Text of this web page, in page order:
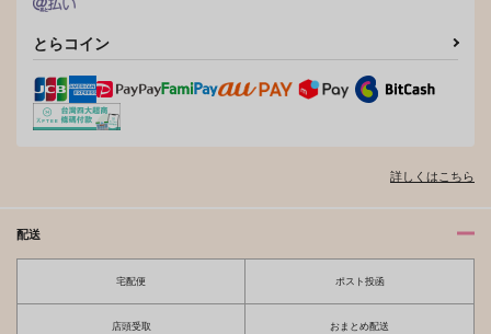
とらコイン
詳しくはこちら
配送
宅配便 ポスト投函
店頭受取 おまとめ配送